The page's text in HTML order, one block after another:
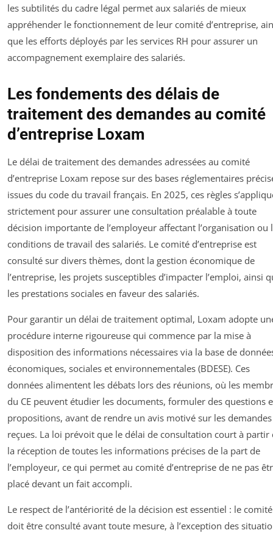
les subtilités du cadre légal permet aux salariés de mieux
appréhender le fonctionnement de leur comité d’entreprise,
que les efforts déployés par les services RH pour assurer un
accompagnement exemplaire des salariés.
Les fondements des délais de
traitement des demandes au comité
d’entreprise Loxam
Le délai de traitement des demandes adressées au comité
d’entreprise Loxam repose sur des bases réglementaires
issues du code du travail français. En 2025, ces règles
strictement pour assurer une consultation préalable à toute
décision importante de l’employeur affectant l’organisation ou
conditions de travail des salariés. Le comité d’entreprise est
consulté sur divers thèmes, dont la gestion économique de
l’entreprise, les projets susceptibles d’impacter l’emploi, ainsi
les prestations sociales en faveur des salariés.
Pour garantir un délai de traitement optimal, Loxam adopte
procédure interne rigoureuse qui commence par la mise à
disposition des informations nécessaires via la base de
économiques, sociales et environnementales (BDESE). Ces
données alimentent les débats lors des réunions, où les
du CE peuvent étudier les documents, formuler des questions
propositions, avant de rendre un avis motivé sur les demandes
reçues. La loi prévoit que le délai de consultation court à partir
la réception de toutes les informations précises de la part de
l’employeur, ce qui permet au comité d’entreprise de ne pas
placé devant un fait accompli.
Le respect de l’antériorité de la décision est essentiel : le comité
doit être consulté avant toute mesure, à l’exception des